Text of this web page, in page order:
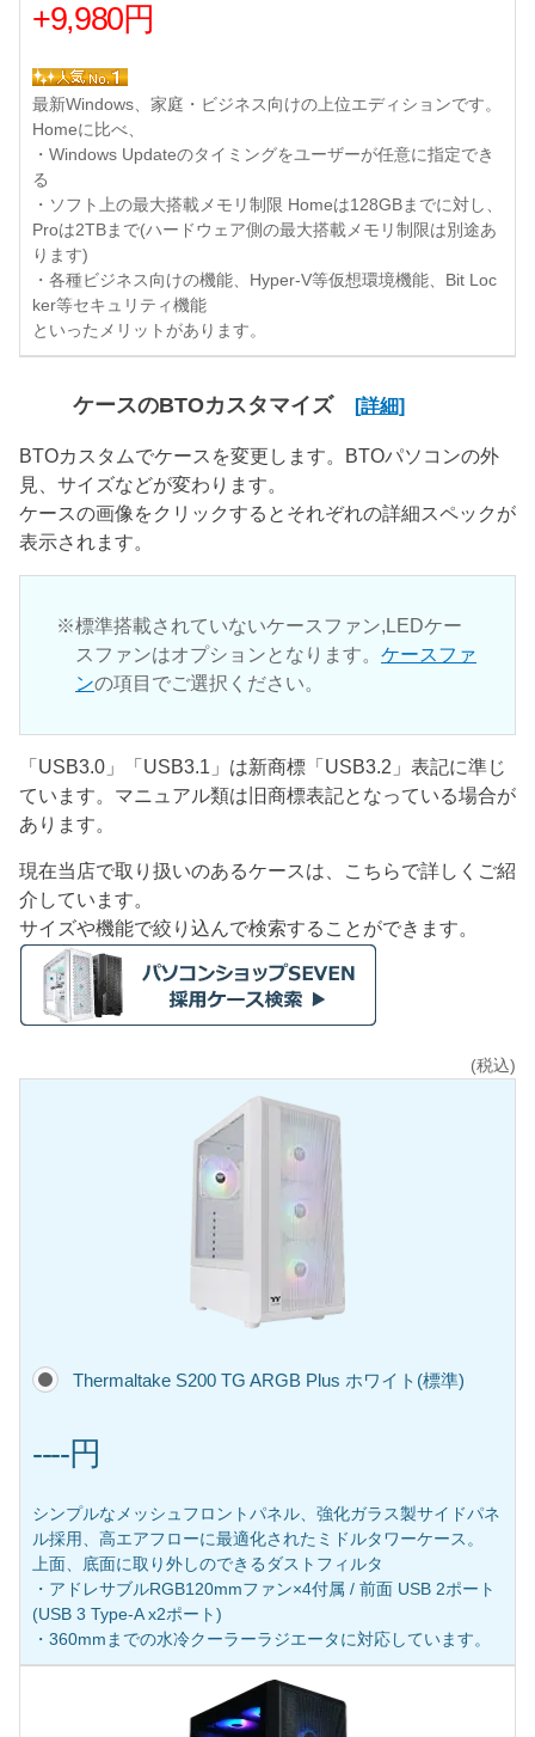
+9,980円
最新Windows、家庭・ビジネス向けの上位エディションです。
Homeに比べ、
・Windows Updateのタイミングをユーザーが任意に指定でき
る
・ソフト上の最大搭載メモリ制限 Homeは128GBまでに対し、
Proは2TBまで(ハードウェア側の最大搭載メモリ制限は別途あ
ります)
・各種ビジネス向けの機能、Hyper-V等仮想環境機能、Bit Loc
ker等セキュリティ機能
といったメリットがあります。
ケースのBTOカスタマイズ [詳細]
BTOカスタムでケースを変更します。BTOパソコンの外
見、サイズなどが変わります。
ケースの画像をクリックするとそれぞれの詳細スペックが
表示されます。
標準搭載されていないケースファン,LEDケー
スファンはオプションとなります。 ケースファ
ンの項目でご選択ください。
「USB3.0」「USB3.1」は新商標「USB3.2」表記に準じ
ています。マニュアル類は旧商標表記となっている場合が
あります。
現在当店で取り扱いのあるケースは、こちらで詳しくご紹
介しています。
サイズや機能で絞り込んで検索することができます。
(税込)
Thermaltake S200 TG ARGB Plus ホワイト(標準)
----円
シンプルなメッシュフロントパネル、強化ガラス製サイドパネ
ル採用、高エアフローに最適化されたミドルタワーケース。
上面、底面に取り外しのできるダストフィルタ
・アドレサブルRGB120mmファン×4付属 / 前面 USB 2ポート
(USB 3 Type-A x2ポート)
・360mmまでの水冷クーラーラジエータに対応しています。